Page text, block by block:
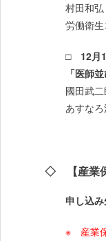
村田和弘
労働衛
□ 12月
「医師
國田武二
あすなろ
◇ 【産業保
申し込
※ 産業